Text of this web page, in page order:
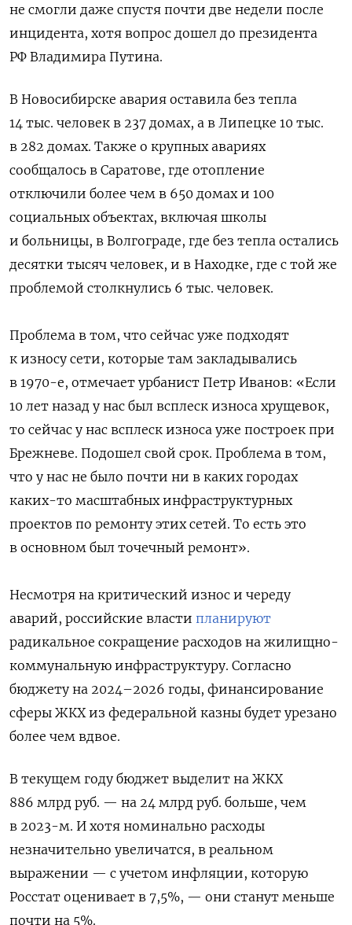
не смогли даже спустя почти две недели после
инцидента, хотя вопрос дошел до президента
РФ Владимира Путина.
В Новосибирске авария оставила без тепла
14 тыс. человек в 237 домах, а в Липецке 10 тыс.
в 282 домах. Также о крупных авариях
сообщалось в Саратове, где отопление
отключили более чем в 650 домах и 100
социальных объектах, включая школы
и больницы, в Волгограде, где без тепла остались
десятки тысяч человек, и в Находке, где с той же
проблемой столкнулись 6 тыс. человек.
Проблема в том, что сейчас уже подходят
к износу сети, которые там закладывались
в 1970-е, отмечает урбанист Петр Иванов: «Если
10 лет назад у нас был всплеск износа хрущевок,
то сейчас у нас всплеск износа уже построек при
Брежневе. Подошел свой срок. Проблема в том,
что у нас не было почти ни в каких городах
каких-то масштабных инфраструктурных
проектов по ремонту этих сетей. То есть это
в основном был точечный ремонт».
Несмотря на критический износ и череду
аварий, российские власти планируют
радикальное сокращение расходов на жилищно-
коммунальную инфраструктуру. Согласно
бюджету на 2024–2026 годы, финансирование
сферы ЖКХ из федеральной казны будет урезано
более чем вдвое.
В текущем году бюджет выделит на ЖКХ
886 млрд руб. — на 24 млрд руб. больше, чем
в 2023-м. И хотя номинально расходы
незначительно увеличатся, в реальном
выражении — с учетом инфляции, которую
Росстат оценивает в 7,5%, — они станут меньше
почти на 5%.